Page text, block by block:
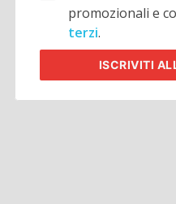
promozionali e
terzi.
ISCRIVITI